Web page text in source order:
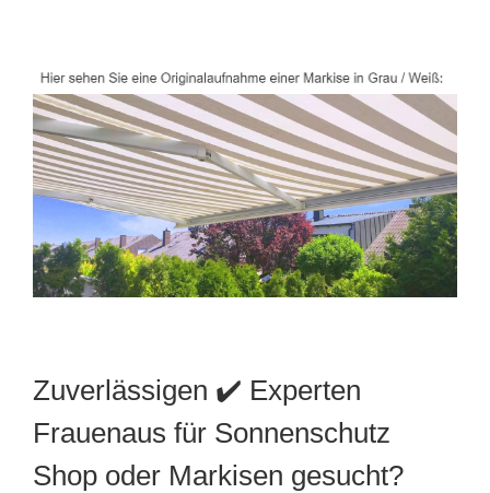
Zuverlässigen ✔️ Experten
Frauenaus für Sonnenschutz
Shop oder Markisen gesucht?